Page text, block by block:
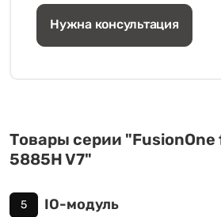
Нужна консультация
Товары серии "FusionOne
5885H V7"
5 IO-модуль